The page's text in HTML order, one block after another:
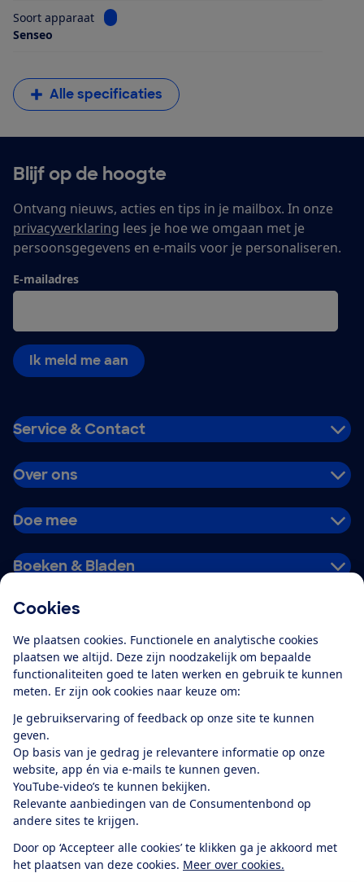
Cookies
We plaatsen cookies. Functionele en analytische cookies
plaatsen we altijd. Deze zijn noodzakelijk om bepaalde
functionaliteiten goed te laten werken en gebruik te kunnen
meten. Er zijn ook cookies naar keuze om:
Je gebruikservaring of feedback op onze site te kunnen
geven.
Op basis van je gedrag je relevantere informatie op onze
website, app én via e-mails te kunnen geven.
YouTube-video’s te kunnen bekijken.
Relevante aanbiedingen van de Consumentenbond op
andere sites te krijgen.
Door op ‘Accepteer alle cookies’ te klikken ga je akkoord met
het plaatsen van deze cookies. Meer over cookies.
Soort apparaat
Bekijk informatie voor Soort apparaat
Senseo
Alle specificaties
Blijf op de hoogte
Ontvang nieuws, acties en tips in je mailbox. In onze
privacyverklaring lees je hoe we omgaan met je
persoonsgegevens en e-mails voor je personaliseren.
E-mailadres
Ik meld me aan
Service & Contact
Over ons
Doe mee
Boeken & Bladen
Alles over de
app
Algemene Voorwaarden
Privacyverklaring
Cookiebeleid
Privacyvoorkeuren
Toegankelijkheid
RSS-feed nieuws
Facebook
TwitterInstagram
YoutubeLinkedIn
12.901consumentenbeoordelen de Consumentenbondmet gemiddeld